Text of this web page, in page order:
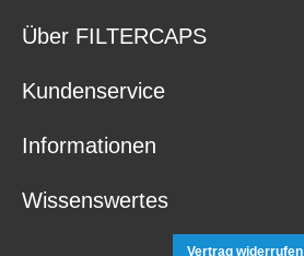
Über FILTERCAPS
Kundenservice
Informationen
Wissenswertes
Vertrag widerrufen